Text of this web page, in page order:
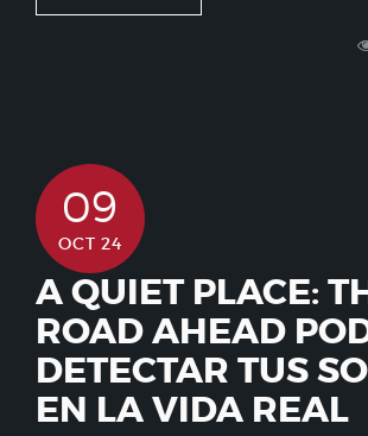
09
OCT 24
A QUIET PLACE:
ROAD AHEAD
DETECTAR TUS
EN LA VIDA REAL